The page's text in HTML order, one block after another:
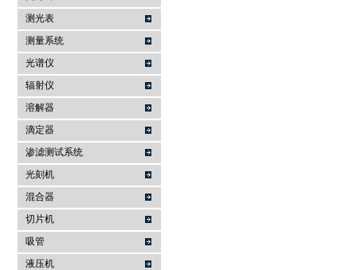
测光表
测量系统
光谱仪
辐射仪
溶解器
滴定器
渗滤测试系统
光刻机
混合器
切片机
吸管
液压机